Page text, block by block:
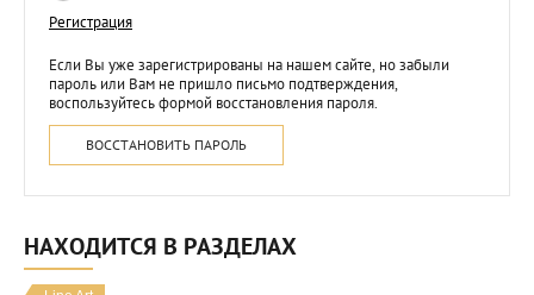
Регистрация
Если Вы уже зарегистрированы на нашем сайте, но забыли
пароль или Вам не пришло письмо подтверждения,
воспользуйтесь формой восстановления пароля.
ВОССТАНОВИТЬ ПАРОЛЬ
НАХОДИТСЯ В РАЗДЕЛАХ